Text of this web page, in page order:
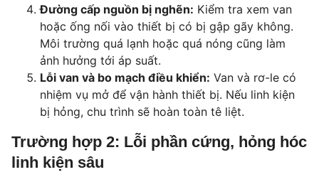
Đường cấp nguồn bị nghẽn: Kiểm tra xem van
hoặc ống nối vào thiết bị có bị gập gãy không.
Môi trường quá lạnh hoặc quá nóng cũng làm
ảnh hưởng tới áp suất.
Lỗi van và bo mạch điều khiển: Van và rơ-le có
nhiệm vụ mở để vận hành thiết bị. Nếu linh kiện
bị hỏng, chu trình sẽ hoàn toàn tê liệt.
Trường hợp 2: Lỗi phần cứng, hỏng hóc
linh kiện sâu